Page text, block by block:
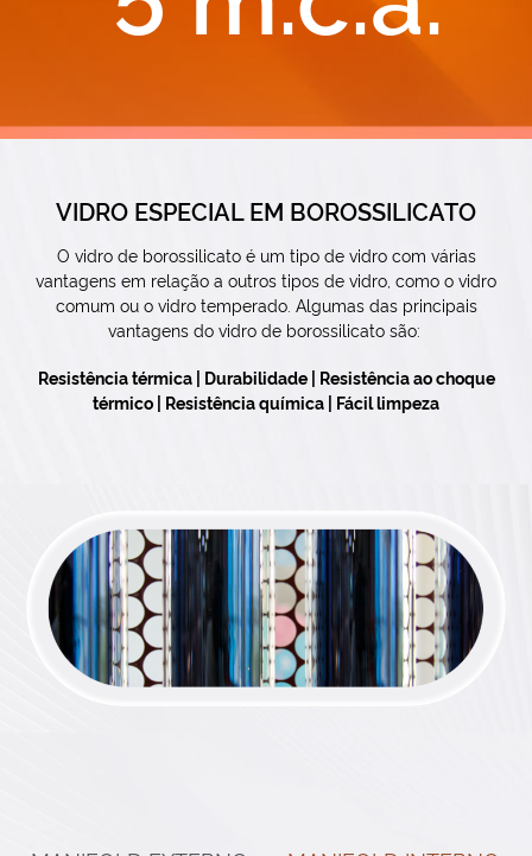
VIDRO ESPECIAL EM BOROSSILICATO
O vidro de borossilicato é um tipo de vidro com várias
vantagens em relação a outros tipos de vidro, como o vidro
comum ou o vidro temperado. Algumas das principais
vantagens do vidro de borossilicato são:
Resistência térmica | Durabilidade | Resistência ao choque
térmico | Resistência química | Fácil limpeza